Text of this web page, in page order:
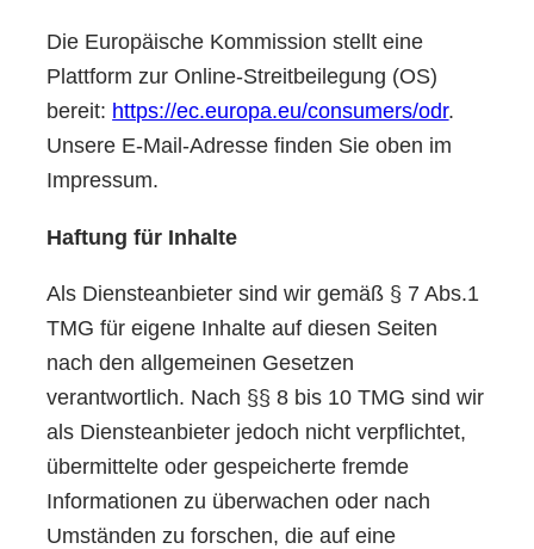
Die Europäische Kommission stellt eine
Plattform zur Online-Streitbeilegung (OS)
bereit: https://ec.europa.eu/consumers/odr.
Unsere E-Mail-Adresse finden Sie oben im
Impressum.
Haftung für Inhalte
Als Diensteanbieter sind wir gemäß § 7 Abs.1
TMG für eigene Inhalte auf diesen Seiten
nach den allgemeinen Gesetzen
verantwortlich. Nach §§ 8 bis 10 TMG sind wir
als Diensteanbieter jedoch nicht verpflichtet,
übermittelte oder gespeicherte fremde
Informationen zu überwachen oder nach
Umständen zu forschen, die auf eine